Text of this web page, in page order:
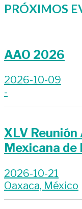
PRÓXIMOS
AAO 2026
2026-10-09
-
XLV
Mexicana de
2026-10-21
Oaxaca, México